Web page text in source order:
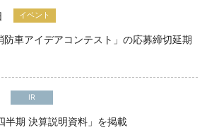
イベント
防車アイデアコンテスト」の応募締切延期
IR
半期 決算説明資料」を掲載